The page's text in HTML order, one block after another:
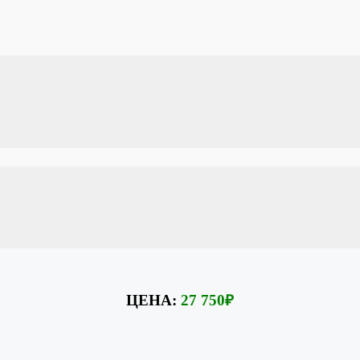
за волосами:
бальзамов, сухих шампуней и концентратов, спреев и
ЦЕНА: 27 750₽